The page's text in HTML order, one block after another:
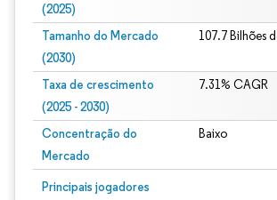
(2025)
Tamanho do Mercado
(2030)
107.7 Bilhões
Taxa de crescimento
(2025 - 2030)
7.31% CAGR
Concentração do
Mercado
Baixo
Principais jogadores
Imagem © Mordor Intelligence. O reuso requer